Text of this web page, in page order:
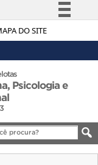
DO SITE
à informação
Legislação
Canais
Psicologia e